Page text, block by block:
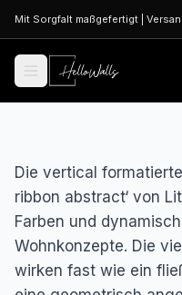
Zum Hauptinhalt
Mit Sorgfalt maßgefertigt
Die vertical
ribbon abstract‘ von
Farben und
Wohnkonzepte. Die
wirken fast wie ein